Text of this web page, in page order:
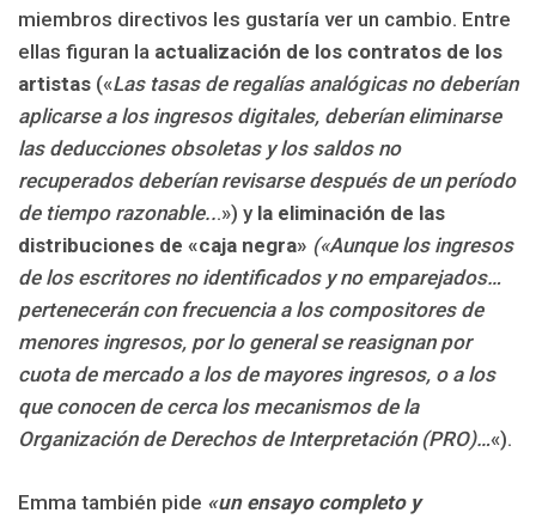
miembros directivos les gustaría ver un cambio. Entre
ellas figuran la actualización de los contratos de los
artistas («Las tasas de regalías analógicas no deberían
aplicarse a los ingresos digitales, deberían eliminarse
las deducciones obsoletas y los saldos no
recuperados deberían revisarse después de un período
de tiempo razonable...») y la eliminación de las
distribuciones de «caja negra» («Aunque los ingresos
de los escritores no identificados y no emparejados…
pertenecerán con frecuencia a los compositores de
menores ingresos, por lo general se reasignan por
cuota de mercado a los de mayores ingresos, o a los
que conocen de cerca los mecanismos de la
Organización de Derechos de Interpretación (PRO)…«).
Emma también pide «un ensayo completo y